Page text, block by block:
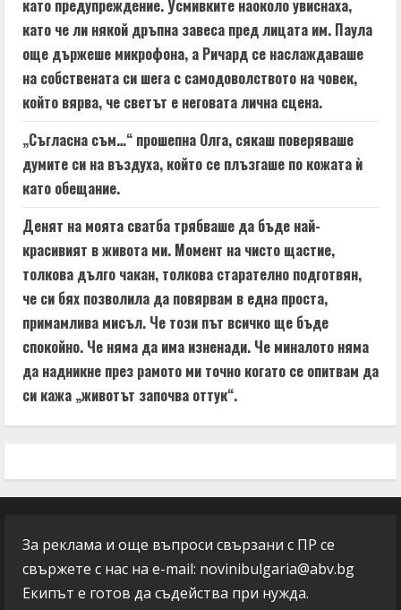
като предупреждение. Усмивките наоколо увиснаха,
като че ли някой дръпна завеса пред лицата им. Паула
още държеше микрофона, а Ричард се наслаждаваше
на собствената си шега с самодоволството на човек,
който вярва, че светът е неговата лична сцена.
„Съгласна съм…“ прошепна Олга, сякаш поверяваше
думите си на въздуха, който се плъзгаше по кожата ѝ
като обещание.
Денят на моята сватба трябваше да бъде най-
красивият в живота ми. Момент на чисто щастие,
толкова дълго чакан, толкова старателно подготвян,
че си бях позволила да повярвам в една проста,
примамлива мисъл. Че този път всичко ще бъде
спокойно. Че няма да има изненади. Че миналото няма
да надникне през рамото ми точно когато се опитвам да
си кажа „животът започва оттук“.
За реклама и още въпроси свързани с ПР се
свържете с нас на e-mail: novinibulgaria@abv.bg
Екипът е готов да съдейства при нужда.